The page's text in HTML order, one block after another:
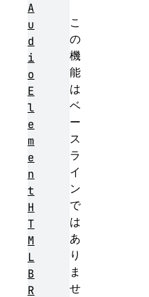
こ
の
機
能
は
ベ
ー
ス
ラ
イ
ン
で
は
あ
り
ま
せ
A
u
d
i
o
E
l
e
m
e
n
t
H
T
M
L
B
R